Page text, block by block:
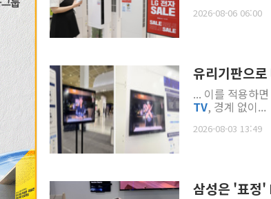
2026-08-06 06:00
유리기판으
... 이를 적용하
TV, 경계 없이...
2026-08-03 13:49
삼성은 '표정